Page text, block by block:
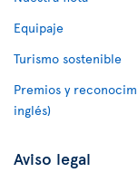
Equipaje
Turismo sostenible
Premios y
inglés)
Aviso legal